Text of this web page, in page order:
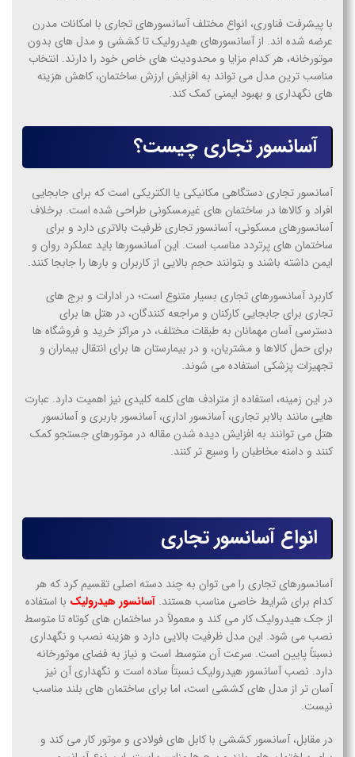
با پیشرفت فناوری، انواع مختلف آسانسورهای تجاری با امکانات مدرن
عرضه شده اند. از آسانسورهای هیدرولیک تا کششی و مدل های بدون
موتورخانه، هر کدام مزایا و محدودیت های خاص خود را دارند. انتخاب
مناسب ترین مدل می تواند به افزایش ارزش ساختمان، کاهش هزینه
های نگهداری و بهبود ایمنی کمک کند.
آسانسور تجاری چیست؟
آسانسور تجاری دستگاهی مکانیکی یا الکتریکی است که برای جابجایی
افراد و کالاها در ساختمان های غیرمسکونی طراحی شده است. برخلاف
آسانسورهای مسکونی، آسانسور تجاری ظرفیت بالاتری دارد و برای
ساختمان های پرتردد مناسب است. این آسانسورها باید عملکرد روان و
ایمن داشته باشند و بتوانند حجم بالایی از کاربران و بارها را جابجا کنند.
کاربرد آسانسورهای تجاری بسیار متنوع است؛ در ادارات و برج های
تجاری برای جابجایی کارکنان و مراجعه کنندگان، در هتل ها برای
دسترسی آسان مهمانان به طبقات مختلف، در مراکز خرید و فروشگاه ها
برای حمل کالاها و مشتریان، و در بیمارستان ها برای انتقال بیماران و
تجهیزات پزشکی استفاده می شوند.
در این زمینه، استفاده از مترادف های کلمه کلیدی نیز اهمیت دارد. عبارت
هایی مانند بالابر تجاری، آسانسور اداری، آسانسور باربری و آسانسور
هتل می توانند به افزایش دیده شدن مقاله در موتورهای جستجو کمک
کنند و دامنه مخاطبان را وسیع تر کنند.
انواع آسانسور تجاری
آسانسورهای تجاری را می توان به چند دسته اصلی تقسیم کرد که هر
کدام برای شرایط خاصی مناسب هستند. آسانسور هیدرولیک با استفاده
از جک هیدرولیک کار می کند و معمولاً در ساختمان های کوتاه تا متوسط
نصب می شود. این مدل ظرفیت بالایی دارد و هزینه نصب و نگهداری
نسبتاً پایین است. سرعت آن متوسط است و نیاز به فضای موتورخانه
دارد. نصب آسانسور هیدرولیک نسبتاً ساده است و نگهداری آن نیز
آسان تر از مدل های کششی است، اما برای ساختمان های بلند مناسب
نیست.
در مقابل، آسانسور کششی با کابل های فولادی و موتور کار می کند و